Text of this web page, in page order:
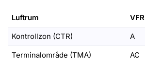
Luftrum VFR
Kontrollzon (CTR) A
Terminalområde (TMA) AC